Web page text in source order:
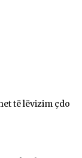
të lëvizim çdo